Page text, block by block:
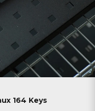
164 Keys